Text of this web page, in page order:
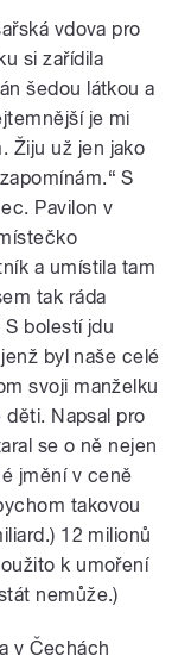
vdova pro
si zařídila
šedou látkou a
je mi
Žiju už jen jako
S
Pavilon v
a umístila tam
tak ráda
bolestí jdu
byl naše celé
svoji manželku
děti. Napsal pro
se o ně nejen
jmění v ceně
takovou
12 milionů
k umoření
nemůže.)
v Čechách